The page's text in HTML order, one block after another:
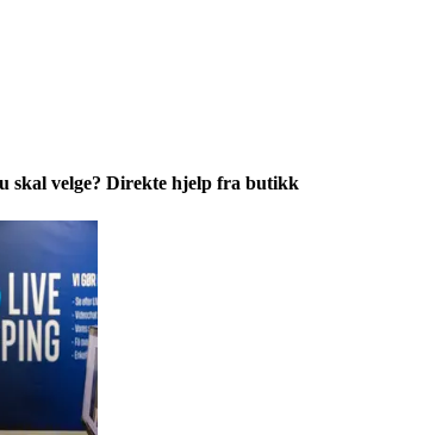
skal velge? Direkte hjelp fra butikk